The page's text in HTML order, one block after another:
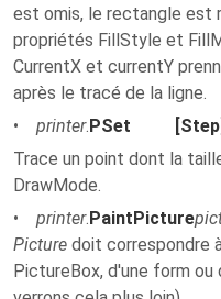
est omis, le rectangle est
propriétés FillStyle et
CurrentX et currentY
après le tracé de la ligne.
• printer.PSet [Step]
Trace un point dont la
DrawMode.
• printer.PaintPicture
Picture doit correspondre
PictureBox, d'une form ou